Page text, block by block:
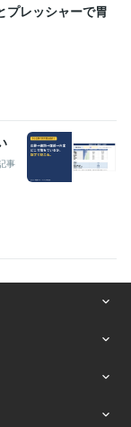
プレッシャーで胃
事